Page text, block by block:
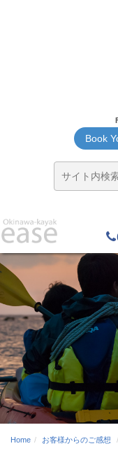
Book
Home お客様からのご感想